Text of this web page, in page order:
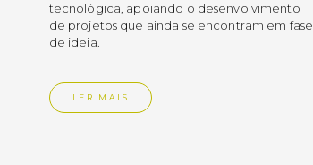
tecnológica, apoiando o desenvolvimento
de projetos que ainda se encontram em fase
de ideia.
LER MAIS